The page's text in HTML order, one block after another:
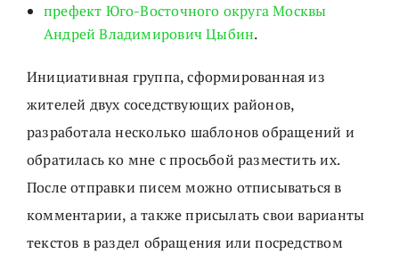
префект Юго-Восточного округа Москвы
Андрей Владимирович Цыбин.
Инициативная группа, сформированная из
жителей двух соседствующих районов,
разработала несколько шаблонов обращений и
обратилась ко мне с просьбой разместить их.
После отправки писем можно отписываться в
комментарии, а также присылать свои варианты
текстов в раздел обращения или посредством